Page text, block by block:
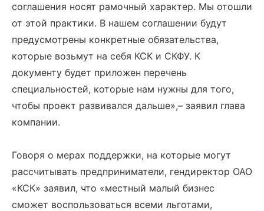
соглашения носят рамочный характер. Мы отошли
от этой практики. В нашем соглашении будут
предусмотрены конкретные обязательства,
которые возьмут на себя КСК и СКФУ. К
документу будет приложен перечень
специальностей, которые нам нужны для того,
чтобы проект развивался дальше»,– заявил глава
компании.
Говоря о мерах поддержки, на которые могут
рассчитывать предприниматели, гендиректор ОАО
«КСК» заявил, что «местный малый бизнес
сможет воспользоваться всеми льготами,